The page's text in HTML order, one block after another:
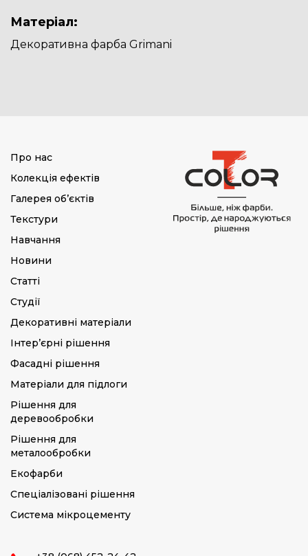
Матеріал:
Декоративна фарба Grimani
Про нас
Колекція ефектів
Галерея об’єктів
Текстури
Навчання
Новини
Статті
Студії
Декоративні матеріали
Інтер’єрні рішення
Фасадні рішення
Матеріали для підлоги
Рішення для
деревообробки
Рішення для
металообробки
Екофарби
Спеціалізовані рішення
Система мікроцементу